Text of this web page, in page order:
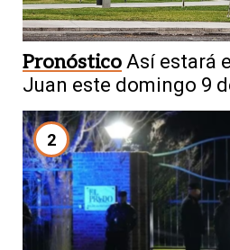
Pronóstico Así estará
Juan este domingo 9
2